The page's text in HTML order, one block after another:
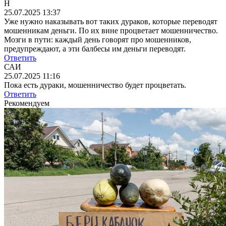
Н
25.07.2025 13:37
Уже нужно наказывать вот таких дураков, которые переводят
мошенникам деньги. По их вине процветает мошенничество.
Мозги в пути: каждый день говорят про мошенников,
предупреждают, а эти балбесы им деньги переводят.
Ответить
САИ
25.07.2025 11:16
Пока есть дураки, мошенничество будет процветать.
Ответить
Рекомендуем